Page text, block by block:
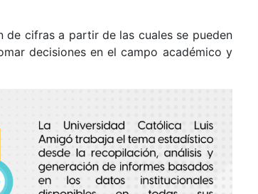
de cifras a partir de las cuales se pueden
decisiones en el campo académico y